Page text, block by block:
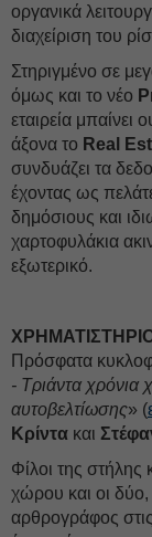
οργανικά
διαχείριση του
Στηριγμένο σε
όμως και το νέο
εταιρεία μπαίνει
άξονα το Real
συνδυάζει τα
έχοντας ως
δημόσιους και
χαρτοφυλάκια
εξωτερικό.
Πρόσφατα
- Τριάντα χρόνια
αυτοβελτίωσης» (
Κρίντα και
Φίλοι της στήλης
χώρου και οι
αρθρογράφος